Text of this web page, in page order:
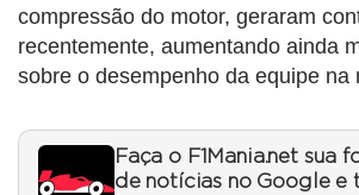
compressão do motor, geraram
recentemente, aumentando ainda
sobre o desempenho da equipe na
Faça o F1Mania.net sua
de notícias no Google e